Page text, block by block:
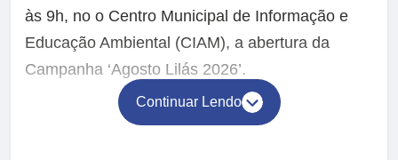
às 9h, no o Centro Municipal de Informação e
Educação Ambiental (CIAM), a abertura da
Campanha ‘Agosto Lilás 2026’.
Continuar Lendo